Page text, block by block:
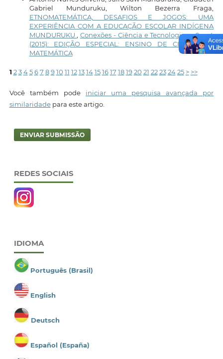
Gabriel Munduruku, Wilton Bezerra Fraga,
ETNOMATEMÁTICA, DESAFIOS E JOGOS: UMA
EXPERIÊNCIA COM A EDUCAÇÃO ESCOLAR INDÍGENA
MUNDURUKU
,Conexões - Ciência e Tecnologia: v. 9 n. 4
(2015): EDIÇÃO ESPECIAL: ENSINO DE CIÊNCIAS E
MATEMÁTICA
1 2 3 4 5 6 7 8 9 10 11 12 13 14 15 16 17 18 19 20 21 22 23 24 25 > >>
Você também pode iniciar uma pesquisa avançada por
similaridadepara este artigo.
ENVIAR SUBMISSÃO
REDES SOCIAIS
IDIOMA
Português (Brasil)
English
Deutsch
Español (España)